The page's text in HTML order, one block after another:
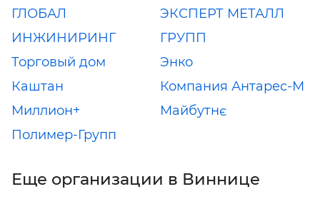
ГЛОБАЛ
ИНЖИНИРИНГ
ЭКСПЕРТ МЕТАЛЛ
ГРУПП
Торговый дом
Каштан
Энко
Компания Антарес-М
Миллион+
Майбутнє
Полимер-Групп
Еще организации в Виннице